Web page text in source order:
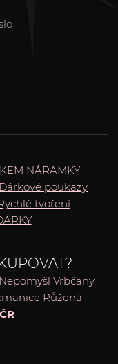
NÁRAMKY
Dárkové poukazy
tvoření
Nepomyšl Vrbčany
Růžená